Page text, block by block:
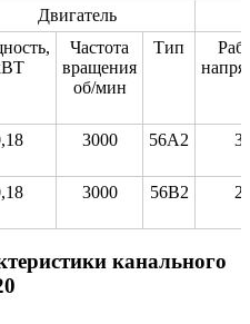
Двигатель
Частота
вращения
об/мин
Тип
3000 56A2
3000 56B2
канального